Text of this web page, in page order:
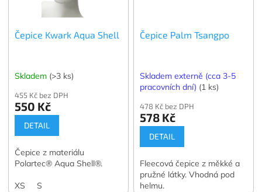
Čepice Kwark Aqua Shell
Skladem (>3 ks)
455 Kč bez DPH
550 Kč
DETAIL
Čepice z materiálu
Polartec® Aqua Shell®.
XS S
Čepice Palm Tsangpo
Skladem externě (cca 3-5
pracovních dní) (1 ks)
478 Kč bez DPH
578 Kč
DETAIL
Fleecová čepice z měkké a
pružné látky. Vhodná pod
helmu.